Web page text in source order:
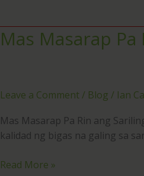
ang
Shin
Mas Masarap
Leave a Comment/ Blog / Ian
Mas Masarap Pa Rin ang
kalidad ng bigas na galing sa
Mas
Masarap
ang
Ani
na
🇵🇭
Read More »